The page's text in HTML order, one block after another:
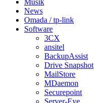
News
Omada / tp-link
Software
3CX
ansitel
BackupAssist
Drive Snapshot
MailStore
MDaemon
Securepoint
Server-Eye